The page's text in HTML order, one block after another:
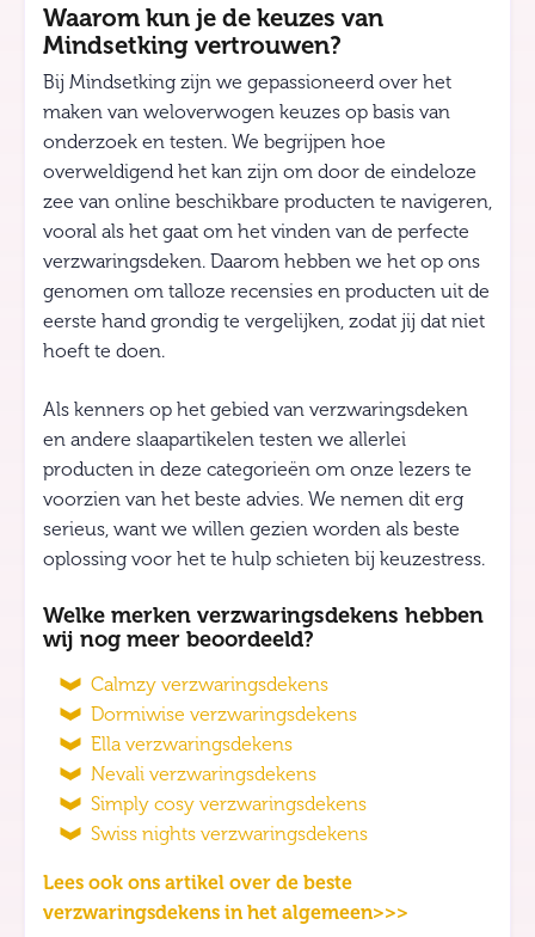
Waarom kun je de keuzes van
Mindsetking vertrouwen?
Bij Mindsetking zijn we gepassioneerd over het
maken van weloverwogen keuzes op basis van
onderzoek en testen. We begrijpen hoe
overweldigend het kan zijn om door de eindeloze
zee van online beschikbare producten te navigeren,
vooral als het gaat om het vinden van de perfecte
verzwaringsdeken. Daarom hebben we het op ons
genomen om talloze recensies en producten uit de
eerste hand grondig te vergelijken, zodat jij dat niet
hoeft te doen.
Als kenners op het gebied van verzwaringsdeken
en andere slaapartikelen testen we allerlei
producten in deze categorieën om onze lezers te
voorzien van het beste advies. We nemen dit erg
serieus, want we willen gezien worden als beste
oplossing voor het te hulp schieten bij keuzestress.
Welke merken verzwaringsdekens hebben
wij nog meer beoordeeld?
Calmzy verzwaringsdekens
Dormiwise verzwaringsdekens
Ella verzwaringsdekens
Nevali verzwaringsdekens
Simply cosy verzwaringsdekens
Swiss nights verzwaringsdekens
Lees ook ons artikel over de beste
verzwaringsdekens in het algemeen>>>